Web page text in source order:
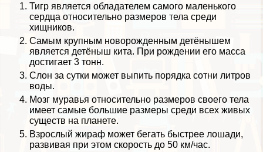
Тигр является обладателем самого маленького
сердца относительно размеров тела среди
хищников.
Самым крупным новорожденным детёнышем
является детёныш кита. При рождении его масса
достигает 3 тонн.
Слон за сутки может выпить порядка сотни литров
воды.
Мозг муравья относительно размеров своего тела
имеет самые большие размеры среди всех живых
существ на планете.
Взрослый жираф может бегать быстрее лошади,
развивая при этом скорость до 50 км/час.